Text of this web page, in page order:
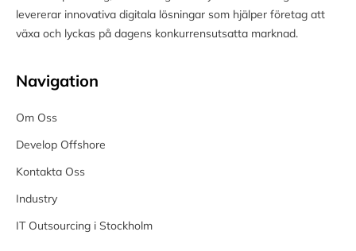
levererar innovativa digitala lösningar som hjälper företag att
växa och lyckas på dagens konkurrensutsatta marknad.
Navigation
Om Oss
Develop Offshore
Kontakta Oss
Industry
IT Outsourcing i Stockholm